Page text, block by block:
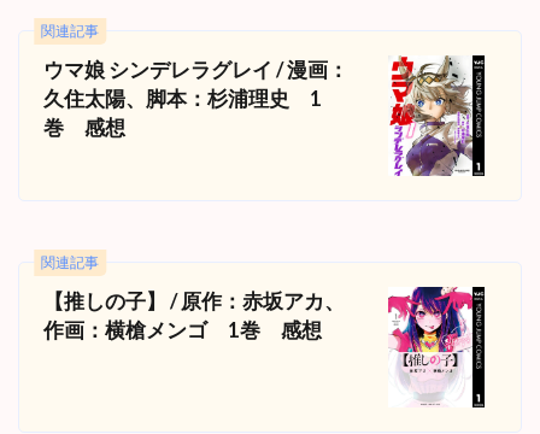
関連記事
ウマ娘 シンデレラグレイ / 漫画：
久住太陽、脚本：杉浦理史 1
巻 感想
関連記事
【推しの子】 / 原作：赤坂アカ、
作画：横槍メンゴ 1巻 感想